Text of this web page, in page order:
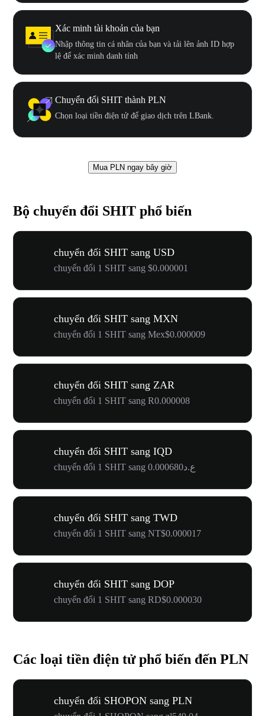
Xác minh tài khoản của bạn
Nhập thông tin cá nhân của bạn và tải lên ảnh ID hợp
lệ để xác minh danh tính
Chuyển đổi SHIT thành PLN
Chọn loại tiền điện tử để giao dịch trên LBank.
Mua PLN ngay bây giờ
Bộ chuyển đổi SHIT phổ biến
chuyển đổi SHIT sang USD
chuyển đổi 1 SHIT sang $0.000001
chuyển đổi SHIT sang MXN
chuyển đổi 1 SHIT sang Mex$0.000009
chuyển đổi SHIT sang ZAR
chuyển đổi 1 SHIT sang R0.000008
chuyển đổi SHIT sang IQD
chuyển đổi 1 SHIT sang ع.د0.000680
chuyển đổi SHIT sang TWD
chuyển đổi 1 SHIT sang NT$0.000017
chuyển đổi SHIT sang DOP
chuyển đổi 1 SHIT sang RD$0.000030
Các loại tiền điện tử phổ biến đến PLN
chuyển đổi SHOPON sang PLN